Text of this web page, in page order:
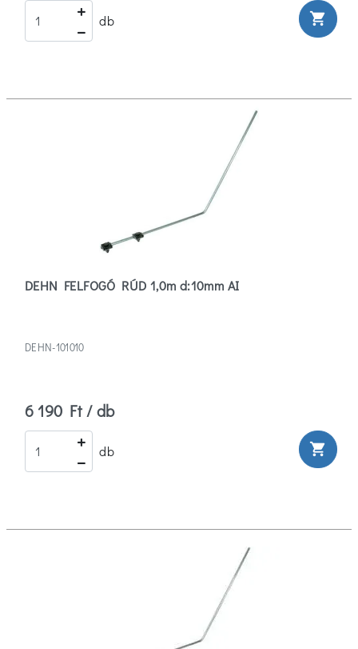
db shopping_cart
DEHN FELFOGÓ RÚD 1,0m d:10mm AI
DEHN-101010
6 190 Ft / db
db shopping_cart